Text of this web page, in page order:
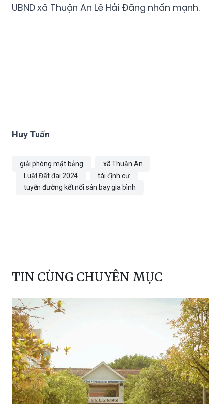
UBND xã Thuận An Lê Hải Đăng nhấn mạnh.
Huy Tuấn
giải phóng mặt bằng
xã Thuận An
Luật Đất đai 2024
tái định cư
tuyến đường kết nối sân bay gia bình
TIN CÙNG CHUYÊN MỤC